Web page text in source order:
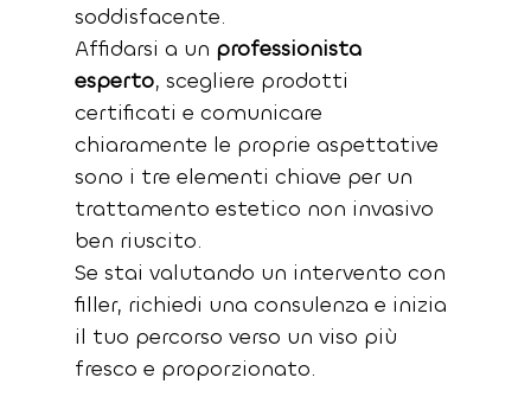
soddisfacente.
Affidarsi a un professionista
esperto, scegliere prodotti
certificati e comunicare
chiaramente le proprie aspettative
sono i tre elementi chiave per un
trattamento estetico non invasivo
ben riuscito.
Se stai valutando un intervento con
filler, richiedi una consulenza e inizia
il tuo percorso verso un viso più
fresco e proporzionato.